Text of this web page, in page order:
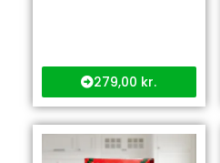
279,00 kr.